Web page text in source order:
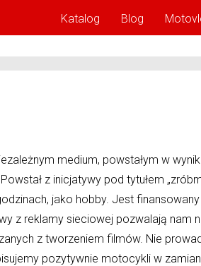
Katalog Blog
medium, powstałym w
z inicjatywy pod tytułem
jako hobby. Jest
z reklamy sieciowej pozwalają nam
z tworzeniem filmów. Nie
pozytywnie motocykli w